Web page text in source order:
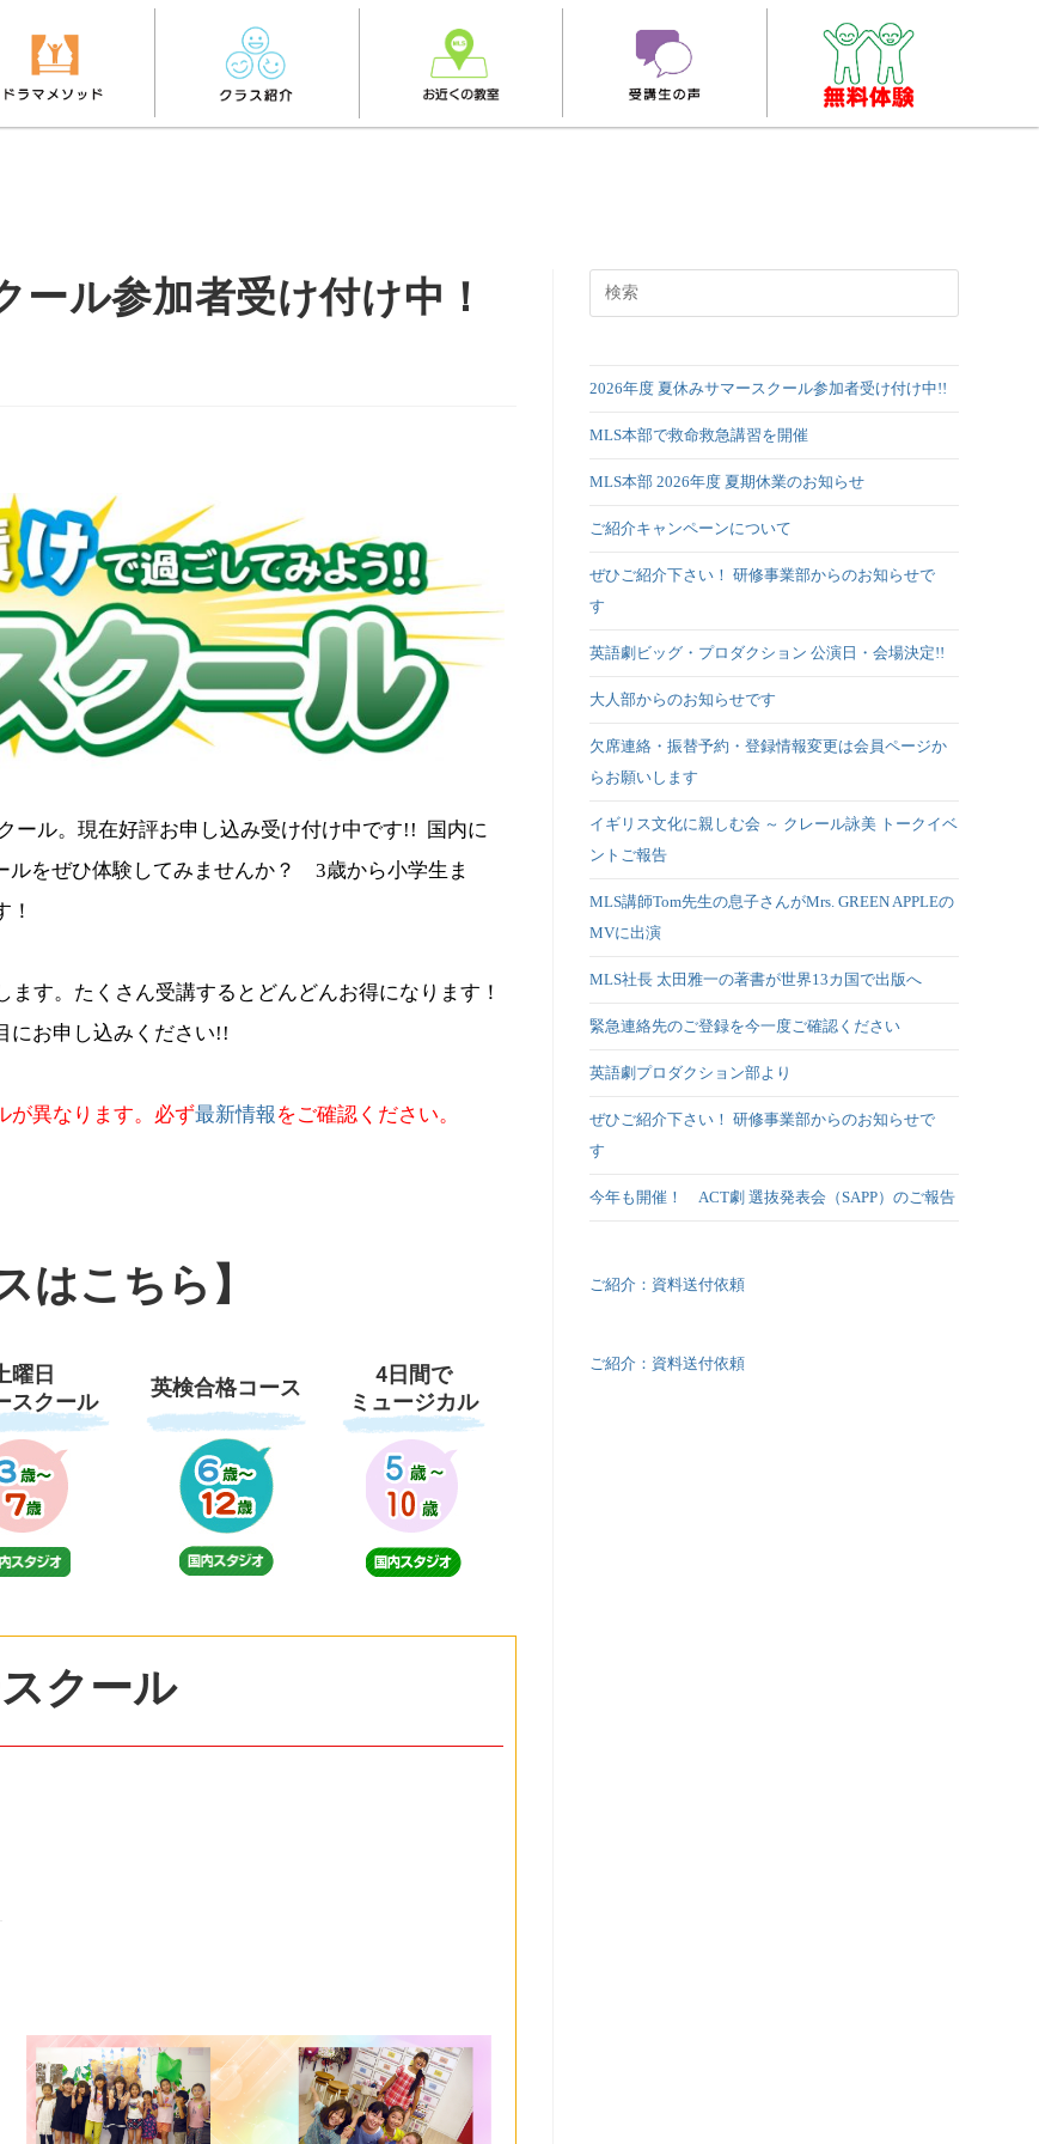
ール参加者受け付け中！
ール。現在好評お申し込み受け付け中です!! 国内に
ルをぜひ体験してみませんか？ 3歳から小学生ま
！
す。たくさん受講するとどんどんお得になります！
にお申し込みください!!
が異なります。必ず最新情報 をご確認ください。
はこちら】
曜日
スクール
英検合格コース
4日間で
ミュージカル
クール
2026年度 夏休みサマースクール参加者受け付け中!!
MLS本部で救命救急講習を開催
MLS本部 2026年度 夏期休業のお知らせ
ご紹介キャンペーンについて
ぜひご紹介下さい！ 研修事業部からのお知らせで
す
英語劇ビッグ・プロダクション 公演日・会場決定!!
大人部からのお知らせです
欠席連絡・振替予約・登録情報変更は会員ページか
らお願いします
イギリス文化に親しむ会 ～ クレール詠美 トークイベ
ントご報告
MLS講師Tom先生の息子さんがMrs. GREEN APPLEの
MVに出演
MLS社長 太田雅一の著書が世界13カ国で出版へ
緊急連絡先のご登録を今一度ご確認ください
英語劇プロダクション部より
ぜひご紹介下さい！ 研修事業部からのお知らせで
す
今年も開催！ ACT劇 選抜発表会（SAPP）のご報告
ご紹介：資料送付依頼
ご紹介：資料送付依頼